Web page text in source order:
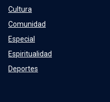
Cultura
Comunidad
Especial
Espiritualidad
Deportes